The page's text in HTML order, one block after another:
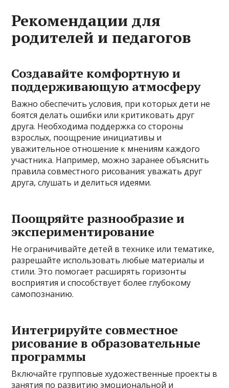
Рекомендации для
родителей и педагогов
Создавайте комфортную и
поддерживающую атмосферу
Важно обеспечить условия, при которых дети не
боятся делать ошибки или критиковать друг
друга. Необходима поддержка со стороны
взрослых, поощрение инициативы и
уважительное отношение к мнениям каждого
участника. Например, можно заранее объяснить
правила совместного рисования: уважать друг
друга, слушать и делиться идеями.
Поощряйте разнообразие и
экспериментирование
Не ограничивайте детей в технике или тематике,
разрешайте использовать любые материалы и
стили. Это помогает расширять горизонты
восприятия и способствует более глубокому
самопознанию.
Интегрируйте совместное
рисование в образовательные
программы
Включайте групповые художественные проекты в
занятия по развитию эмоциональной и